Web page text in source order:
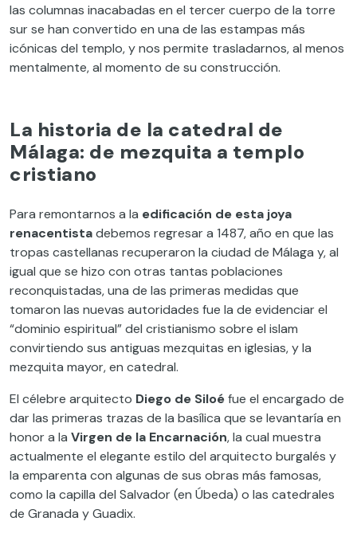
las columnas inacabadas en el tercer cuerpo de la torre
sur se han convertido en una de las estampas más
icónicas del templo, y nos permite trasladarnos, al menos
mentalmente, al momento de su construcción.
La historia de la catedral de
Málaga: de mezquita a templo
cristiano
Para remontarnos a la edificación de esta joya
renacentistadebemos regresar a 1487, año en que las
tropas castellanas recuperaron la ciudad de Málaga y, al
igual que se hizo con otras tantas poblaciones
reconquistadas, una de las primeras medidas que
tomaron las nuevas autoridades fue la de evidenciar el
“dominio espiritual” del cristianismo sobre el islam
convirtiendo sus antiguas mezquitas en iglesias, y la
mezquita mayor, en catedral.
El célebre arquitecto Diego de Siloéfue el encargado de
dar las primeras trazas de la basílica que se levantaría en
honor a la Virgen de la Encarnación, la cual muestra
actualmente el elegante estilo del arquitecto burgalés y
la emparenta con algunas de sus obras más famosas,
como la capilla del Salvador (en Úbeda) o las catedrales
de Granada y Guadix.